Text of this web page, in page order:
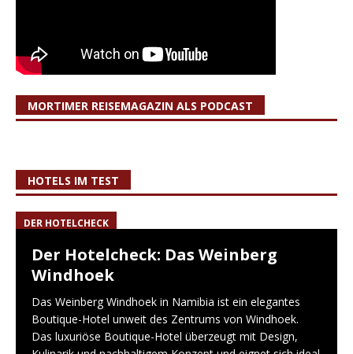
MORTIMER REISEMAGAZIN ALS PODCAST
HOTELS IM TEST
DER HOTELCHECK
Der Hotelcheck: Das Weinberg
Windhoek
Das Weinberg Windhoek in Namibia ist ein elegantes
Boutique-Hotel unweit des Zentrums von Windhoek.
Das luxuriöse Boutique-Hotel überzeugt mit Design,